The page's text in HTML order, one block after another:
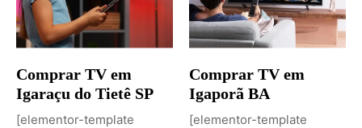
Comprar TV em
Igaraçu do Tietê SP
[elementor-template
Comprar TV em
Igaporã BA
[elementor-template